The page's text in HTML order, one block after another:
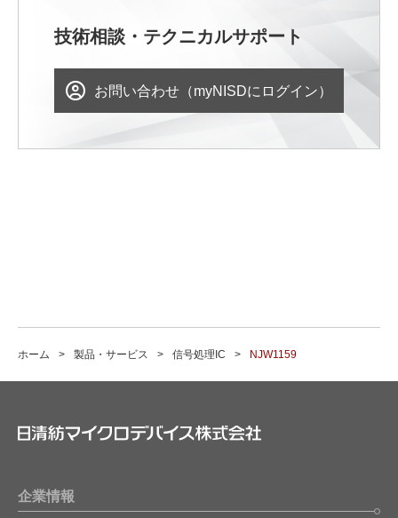
技術相談・テクニカルサポート
お問い合わせ（myNISDにログイン）
ホーム 製品・サービス 信号処理IC NJW1159
企業情報